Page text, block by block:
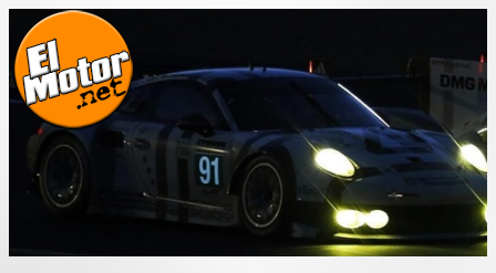
Saltar
contenido
El Motor punto Net
Información sobre novedades y pruebas de Automóviles